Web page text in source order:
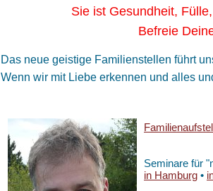
Sie ist Gesundheit, Fülle,
Befreie Deine
Das neue geistige Familienstellen führt
Wenn wir mit Liebe erkennen und alles
Seminare für
in Hamburg •